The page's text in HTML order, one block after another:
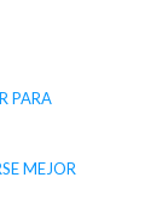
PARA
MEJOR